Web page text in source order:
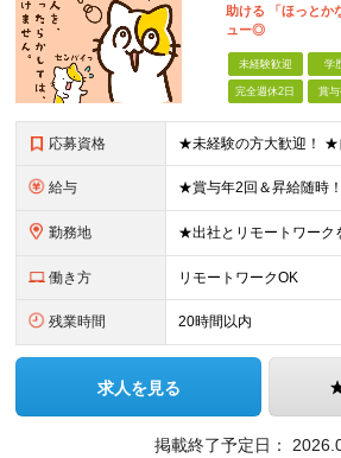
助ける 「ほっとか
ュー◎
未経験歓迎 学
完全週休2日 賞与
応募資格
給与
勤務地
働き方 リモートワークOK
残業時間 20時間以内
求人を見る
掲載終了予定日：